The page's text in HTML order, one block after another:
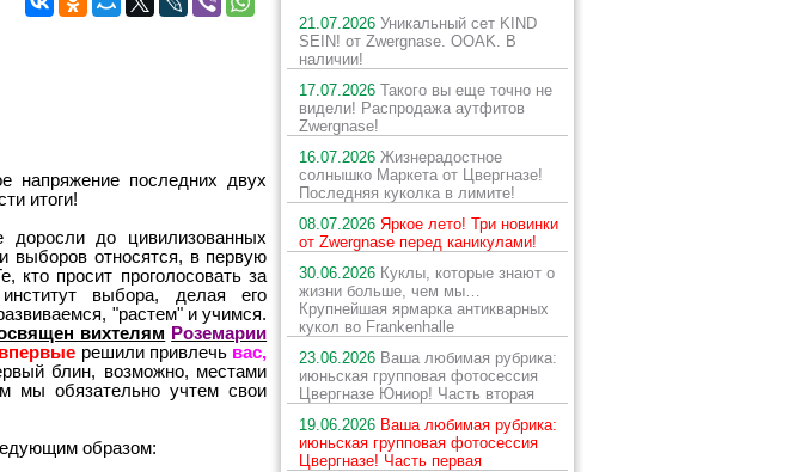
напряжение последних двух
итоги!
до цивилизованных
выборов относятся, в первую
кто просит проголосовать за
выбора, делая его
"растем" и учимся.
вихтелям Роземарии
впервые решили привлечь вас,
блин, возможно, местами
мы обязательно учтем свои
образом:
21.07.2026 Уникальный сет KIND
SEIN! от Zwergnase. OOAK. В
наличии!
17.07.2026 Такого вы еще точно не
видели! Распродажа аутфитов
Zwergnase!
16.07.2026 Жизнерадостное
солнышко Маркета от Цвергназе!
Последняя куколка в лимите!
08.07.2026 Яркое лето! Три новинки
от Zwergnase перед каникулами!
30.06.2026 Куклы, которые знают о
жизни больше, чем мы…
Крупнейшая ярмарка антикварных
кукол во Frankenhalle
23.06.2026 Ваша любимая рубрика:
июньская групповая фотосессия
Цвергназе Юниор! Часть вторая
19.06.2026 Ваша любимая рубрика:
июньская групповая фотосессия
Цвергназе! Часть первая